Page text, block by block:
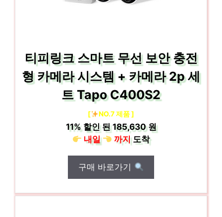
티피링크 스마트 무선 보안 충전
형 카메라 시스템 + 카메라 2p 세
트 Tapo C400S2
[ NO.7 제품 ]
11%할인 된185,630 원
내일
까지도착
구매 바로가기